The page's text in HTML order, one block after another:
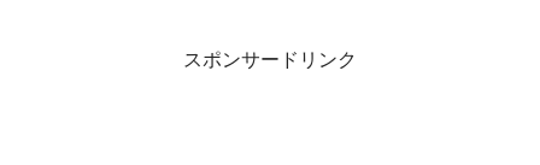
スポンサードリンク